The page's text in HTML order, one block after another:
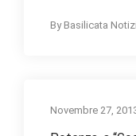
By Basilicata
Novembre 27,